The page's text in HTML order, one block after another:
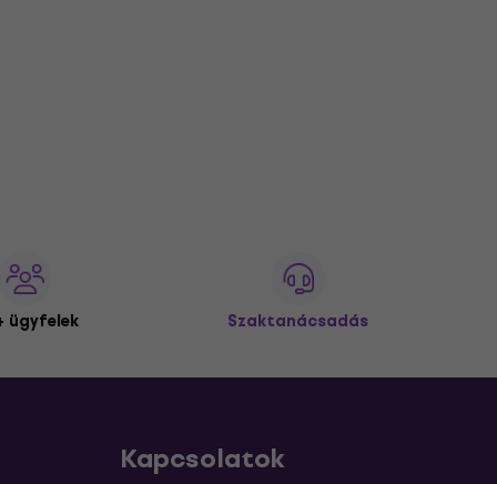
ügyfelek Szaktanácsadás
Kapcsolatok